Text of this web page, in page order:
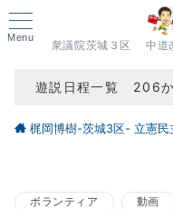
Menu
衆議院茨城３区 中道
遊説日程一覧 206か
梶岡博樹-茨城3区- 立憲民
ボランティア 動画